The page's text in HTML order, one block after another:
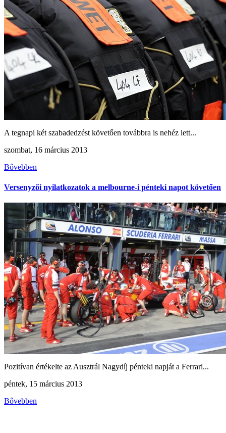
A tegnapi két szabadedzést követően továbbra is nehéz lett...
szombat, 16 március 2013
Bővebben
Versenyzői nyilatkozatok a melbourne-i pénteki napot követően
Pozitívan értékelte az Ausztrál Nagydíj pénteki napját a Ferrari...
péntek, 15 március 2013
Bővebben